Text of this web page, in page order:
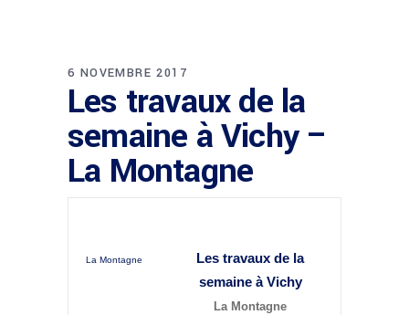
6 NOVEMBRE 2017
Les travaux de la
semaine à Vichy –
La Montagne
La Montagne
Les travaux de la
semaine à Vichy
La Montagne